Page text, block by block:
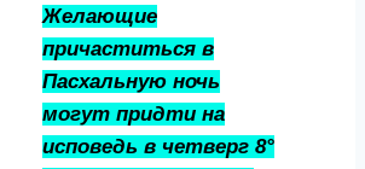
Желающие
причаститься в
Пасхальную ночь
могут придти на
исповедь в четверг 8°